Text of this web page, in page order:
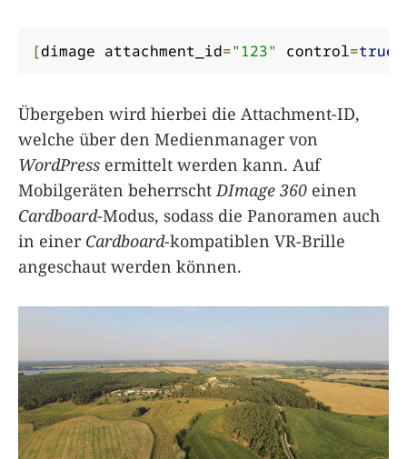
[dimage attachment_id="123" control=true
Übergeben wird hierbei die Attachment-ID,
welche über den Medienmanager von
WordPress ermittelt werden kann. Auf
Mobilgeräten beherrscht DImage 360 einen
Cardboard-Modus, sodass die Panoramen auch
in einer Cardboard-kompatiblen VR-Brille
angeschaut werden können.